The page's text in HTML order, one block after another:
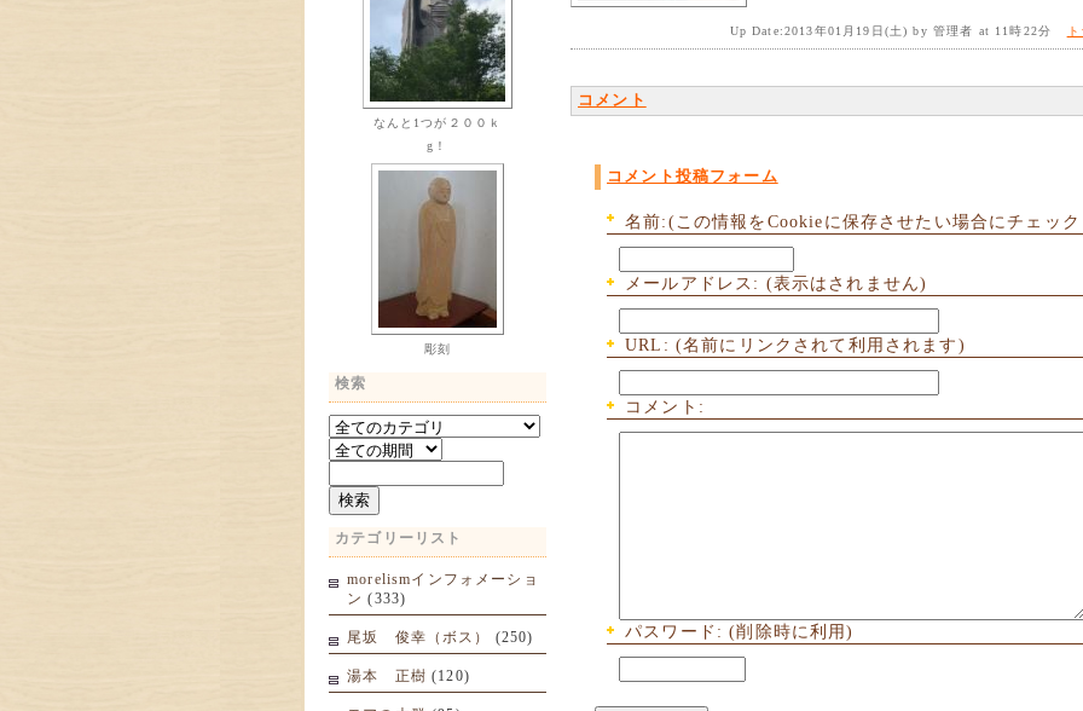
なんと1つが２００ｋ
g！
彫刻
検索
カテゴリーリスト
morelismインフォメーショ
ン (333)
尾坂 俊幸（ボス） (250)
湯本 正樹 (120)
Up Date:2013年01月19日(土) by 管理者 at 11時22分
コメント
コメント投稿フォーム
名前:(この情報をCookieに保存させたい場合にチェック
メールアドレス: (表示はされません)
URL: (名前にリンクされて利用されます)
コメント:
パスワード: (削除時に利用)